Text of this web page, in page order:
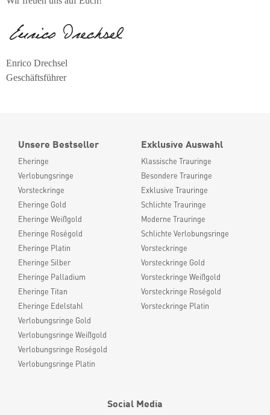
Enrico Drechsel
Geschäftsführer
Unsere Bestseller
Eheringe
Verlobungsringe
Vorsteckringe
Eheringe Gold
Eheringe Weißgold
Eheringe Roségold
Eheringe Platin
Eheringe Silber
Eheringe Palladium
Eheringe Titan
Eheringe Edelstahl
Verlobungsringe Gold
Verlobungsringe Weißgold
Verlobungsringe Roségold
Verlobungsringe Platin
Exklusive Auswahl
Klassische Trauringe
Besondere Trauringe
Exklusive Trauringe
Schlichte Trauringe
Moderne Trauringe
Schlichte Verlobungsringe
Vorsteckringe
Vorsteckringe Gold
Vorsteckringe Weißgold
Vorsteckringe Roségold
Vorsteckringe Platin
Social Media